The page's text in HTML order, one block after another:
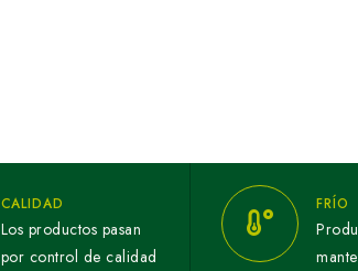
CALIDAD
Los productos pasan
por control de calidad
FRÍO